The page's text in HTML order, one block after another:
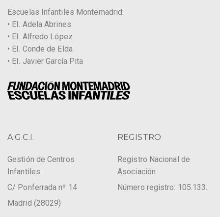
Escuelas Infantiles Montemadrid:
• EI. Adela Abrines
• EI. Alfredo López
• EI. Conde de Elda
• EI. Javier García Pita
A.G.C.I.
Gestión de Centros
Infantiles
C/ Ponferrada nº 14
Madrid (28029)
REGISTRO
Registro Nacional de
Asociación
Número registro: 105.133.